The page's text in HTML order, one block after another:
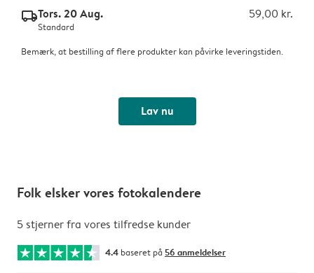
delivery_standard_v2Tors. 20 Aug. 59,00 kr.
Standard
Bemærk, at bestilling af flere produkter kan påvirke leveringstiden.
Lav nu
Folk elsker vores fotokalendere
5 stjerner fra vores tilfredse kunder
4.4 baseret på 56 anmeldelser